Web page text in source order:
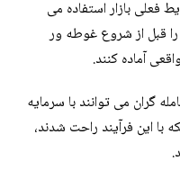
فعلی بازار استفاده می
را قبل از شروع غوطه ور
آماده کنند.
گران می توانند با سرمایه
با این فرآیند راحت شدند،